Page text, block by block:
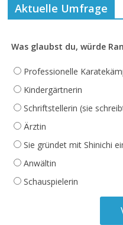
Aktuelle Umfrage
Was glaubst du, würde
Professionelle
Kindergärtnerin
Schriftstellerin (sie
Ärztin
Sie gründet mit Shinichi
Anwältin
Schauspielerin